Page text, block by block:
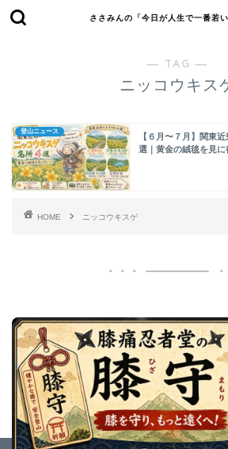
ささみんの「今日が人生で一番若い
― TAG ―
ニッコウキス
登山ニュース
【６月〜７月】関東
選｜黄金の絨毯を見に
HOME ニッコウキスゲ